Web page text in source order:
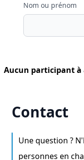
Nom ou prénom
Aucun participant à
Contact
Une question ?
personnes en